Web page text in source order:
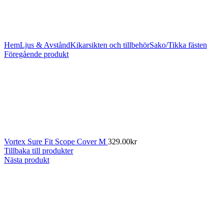
HemLjus & AvståndKikarsikten och tillbehörSako/Tikka fästen
Föregående produkt
Vortex Sure Fit Scope Cover M 329.00kr
Tillbaka till produkter
Nästa produkt